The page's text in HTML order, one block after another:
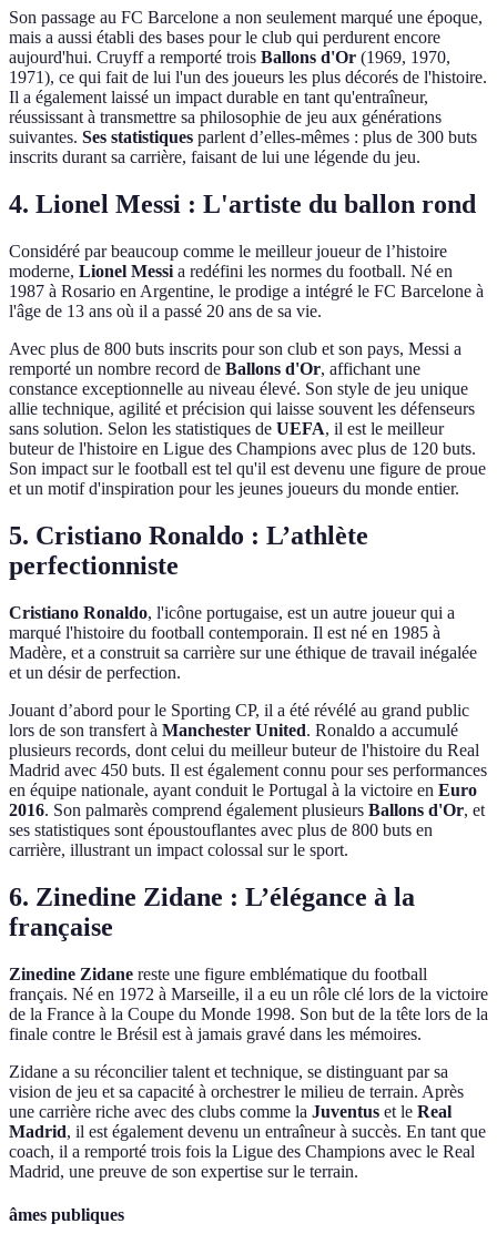
Son passage au FC Barcelone a non seulement marqué une époque,
mais a aussi établi des bases pour le club qui perdurent encore
aujourd'hui. Cruyff a remporté trois Ballons d'Or (1969, 1970,
1971), ce qui fait de lui l'un des joueurs les plus décorés de l'histoire.
Il a également laissé un impact durable en tant qu'entraîneur,
réussissant à transmettre sa philosophie de jeu aux générations
suivantes. Ses statistiques parlent d’elles-mêmes : plus de 300 buts
inscrits durant sa carrière, faisant de lui une légende du jeu.
4. Lionel Messi : L'artiste du ballon rond
Considéré par beaucoup comme le meilleur joueur de l’histoire
moderne, Lionel Messi a redéfini les normes du football. Né en
1987 à Rosario en Argentine, le prodige a intégré le FC Barcelone à
l'âge de 13 ans où il a passé 20 ans de sa vie.
Avec plus de 800 buts inscrits pour son club et son pays, Messi a
remporté un nombre record de Ballons d'Or, affichant une
constance exceptionnelle au niveau élevé. Son style de jeu unique
allie technique, agilité et précision qui laisse souvent les défenseurs
sans solution. Selon les statistiques de UEFA, il est le meilleur
buteur de l'histoire en Ligue des Champions avec plus de 120 buts.
Son impact sur le football est tel qu'il est devenu une figure de proue
et un motif d'inspiration pour les jeunes joueurs du monde entier.
5. Cristiano Ronaldo : L’athlète
perfectionniste
Cristiano Ronaldo, l'icône portugaise, est un autre joueur qui a
marqué l'histoire du football contemporain. Il est né en 1985 à
Madère, et a construit sa carrière sur une éthique de travail inégalée
et un désir de perfection.
Jouant d’abord pour le Sporting CP, il a été révélé au grand public
lors de son transfert à Manchester United. Ronaldo a accumulé
plusieurs records, dont celui du meilleur buteur de l'histoire du Real
Madrid avec 450 buts. Il est également connu pour ses performances
en équipe nationale, ayant conduit le Portugal à la victoire en Euro
2016. Son palmarès comprend également plusieurs Ballons d'Or, et
ses statistiques sont époustouflantes avec plus de 800 buts en
carrière, illustrant un impact colossal sur le sport.
6. Zinedine Zidane : L’élégance à la
française
Zinedine Zidane reste une figure emblématique du football
français. Né en 1972 à Marseille, il a eu un rôle clé lors de la victoire
de la France à la Coupe du Monde 1998. Son but de la tête lors de la
finale contre le Brésil est à jamais gravé dans les mémoires.
Zidane a su réconcilier talent et technique, se distinguant par sa
vision de jeu et sa capacité à orchestrer le milieu de terrain. Après
une carrière riche avec des clubs comme la Juventus et le Real
Madrid, il est également devenu un entraîneur à succès. En tant que
coach, il a remporté trois fois la Ligue des Champions avec le Real
Madrid, une preuve de son expertise sur le terrain.
âmes publiques